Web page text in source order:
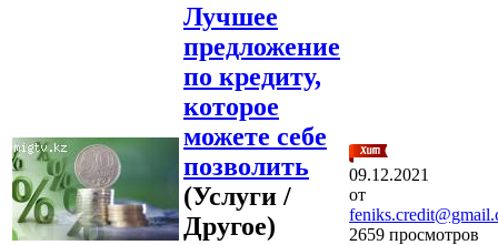
Лучшее
предложение
по кредиту,
которое
можете себе
позволить
(Услуги /
Другое)
09.12.2021
от
2659 просмотров